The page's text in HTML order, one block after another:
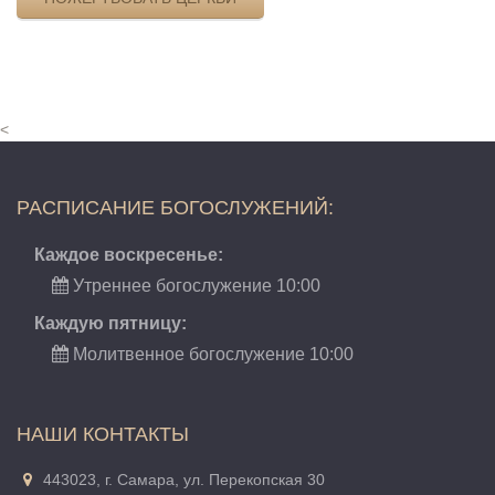
<
РАСПИСАНИЕ БОГОСЛУЖЕНИЙ:
Каждое воскресенье:
Утреннее богослужение 10:00
Каждую пятницу:
Молитвенное богослужение 10:00
НАШИ КОНТАКТЫ
443023, г. Самара, ул. Перекопская 30